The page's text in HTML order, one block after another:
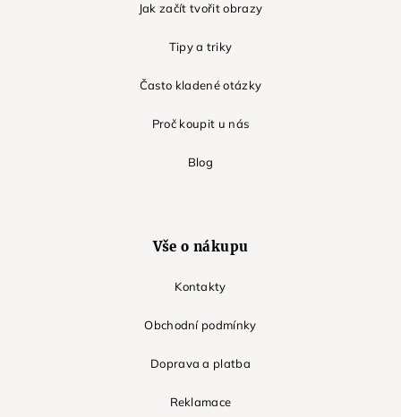
Jak začít tvořit obrazy
Tipy a triky
Často kladené otázky
Proč koupit u nás
Blog
Vše o nákupu
Kontakty
Obchodní podmínky
Doprava a platba
Reklamace